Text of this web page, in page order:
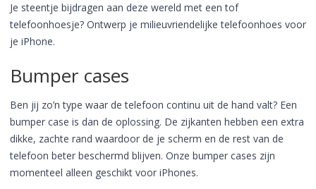
Je steentje bijdragen aan deze wereld met een tof
telefoonhoesje? Ontwerp je milieuvriendelijke telefoonhoes voor
je iPhone.
Bumper cases
Ben jij zo’n type waar de telefoon continu uit de hand valt? Een
bumper case is dan de oplossing. De zijkanten hebben een extra
dikke, zachte rand waardoor de je scherm en de rest van de
telefoon beter beschermd blijven. Onze bumper cases zijn
momenteel alleen geschikt voor iPhones.